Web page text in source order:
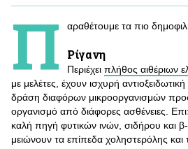
Π αραθέτουμε τα πιο
Ρίγανη
Περιέχει πλήθος αιθέριων
με μελέτες, έχουν ισχυρή
δράση διαφόρων μικροοργανισμών
οργανισμό από διάφορες ασθένειες.
καλή πηγή φυτικών ινών, σιδήρου και β-
μειώνουν τα επίπεδα χοληστερόλης και